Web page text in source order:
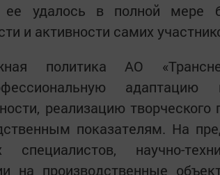
ее удалось в полной мере
и активности самих
политика АО
адаптацию
реализацию
показателям. На
специалистов, научно-
на производственные